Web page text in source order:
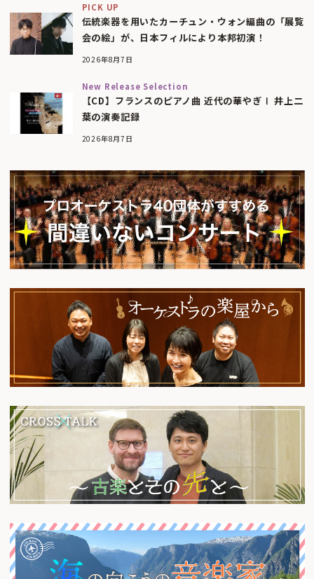
PICK UP
伝統楽器を用いたカーチュン・ウォン編曲の「展覧
会の絵」が、日本フィルにより本邦初演！
2026年8月7日
New Release Selection
【CD】フランスのピアノ曲 近代の華やぎⅠ 井上二
葉の演奏記録
2026年8月7日